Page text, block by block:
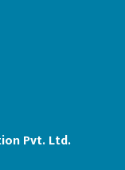
Pvt. Ltd.